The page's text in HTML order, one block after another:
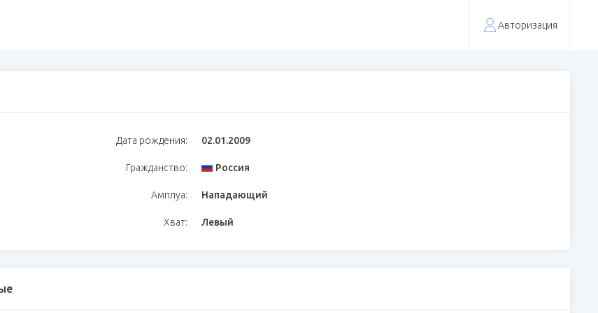
Авторизация
Дата рождения: 02.01.2009
Гражданство: Россия
Амплуа: Нападающий
Хват: Левый